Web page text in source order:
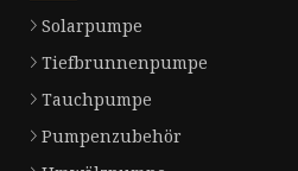
Solarpumpe
Tiefbrunnenpumpe
Tauchpumpe
Pumpenzubehör